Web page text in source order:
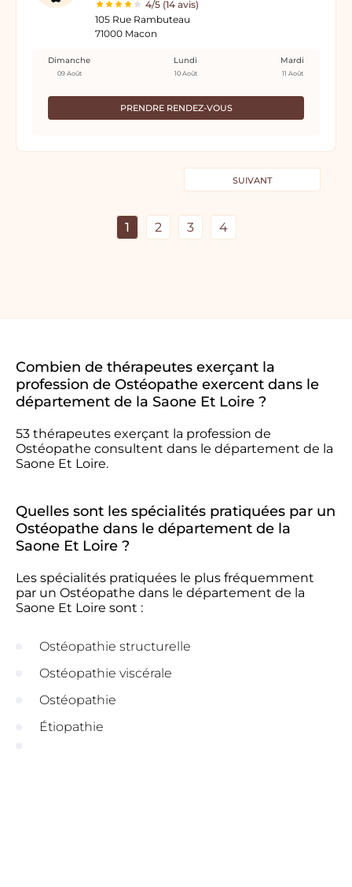
4/5 (14 avis)
105 Rue Rambuteau
71000 Macon
PRENDRE RENDEZ-VOUS
Dimanche
09 Août
Lundi
10 Août
Mardi
11 Août
SUIVANT
1 2 3 4
Combien de thérapeutes exerçant la
profession de Ostéopathe exercent dans le
département de la Saone Et Loire ?
53 thérapeutes exerçant la profession de
Ostéopathe consultent dans le département de la
Saone Et Loire.
Quelles sont les spécialités pratiquées par un
Ostéopathe dans le département de la
Saone Et Loire ?
Les spécialités pratiquées le plus fréquemment
par un Ostéopathe dans le département de la
Saone Et Loire sont :
Ostéopathie structurelle
Ostéopathie viscérale
Ostéopathie
Étiopathie